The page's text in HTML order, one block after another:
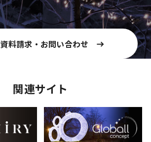
資料請求・お問い合わせ
関連サイト